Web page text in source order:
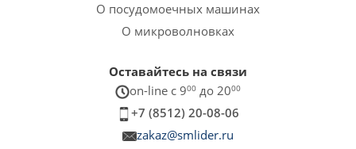
О посудомоечных машинах
О микроволновках
Оставайтесь на связи
on-line c 900 до 2000
+7 (8512) 20-08-06
zakaz@smlider.ru